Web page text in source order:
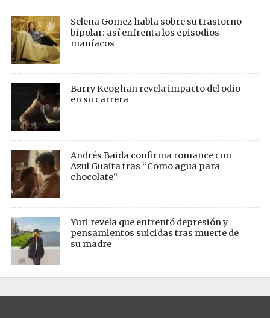
Selena Gomez habla sobre su trastorno
bipolar: así enfrenta los episodios
maníacos
Barry Keoghan revela impacto del odio
en su carrera
Andrés Baida confirma romance con
Azul Guaita tras “Como agua para
chocolate”
Yuri revela que enfrentó depresión y
pensamientos suicidas tras muerte de
su madre